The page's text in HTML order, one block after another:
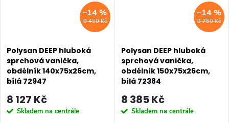
9 450 Kč
–14 %
Polysan DEEP hluboká
sprchová vanička,
obdélník 140x75x26cm,
bílá 72947
8 127 Kč
Skladem na centrále
9 750 Kč
–14 %
Polysan DEEP hluboká
sprchová vanička,
obdélník 150x75x26cm,
bílá 72384
8 385 Kč
Skladem na centrále